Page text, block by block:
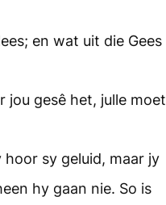
en wat uit die Gees
jou gesê het, julle moet
sy geluid, maar jy
hy gaan nie. So is